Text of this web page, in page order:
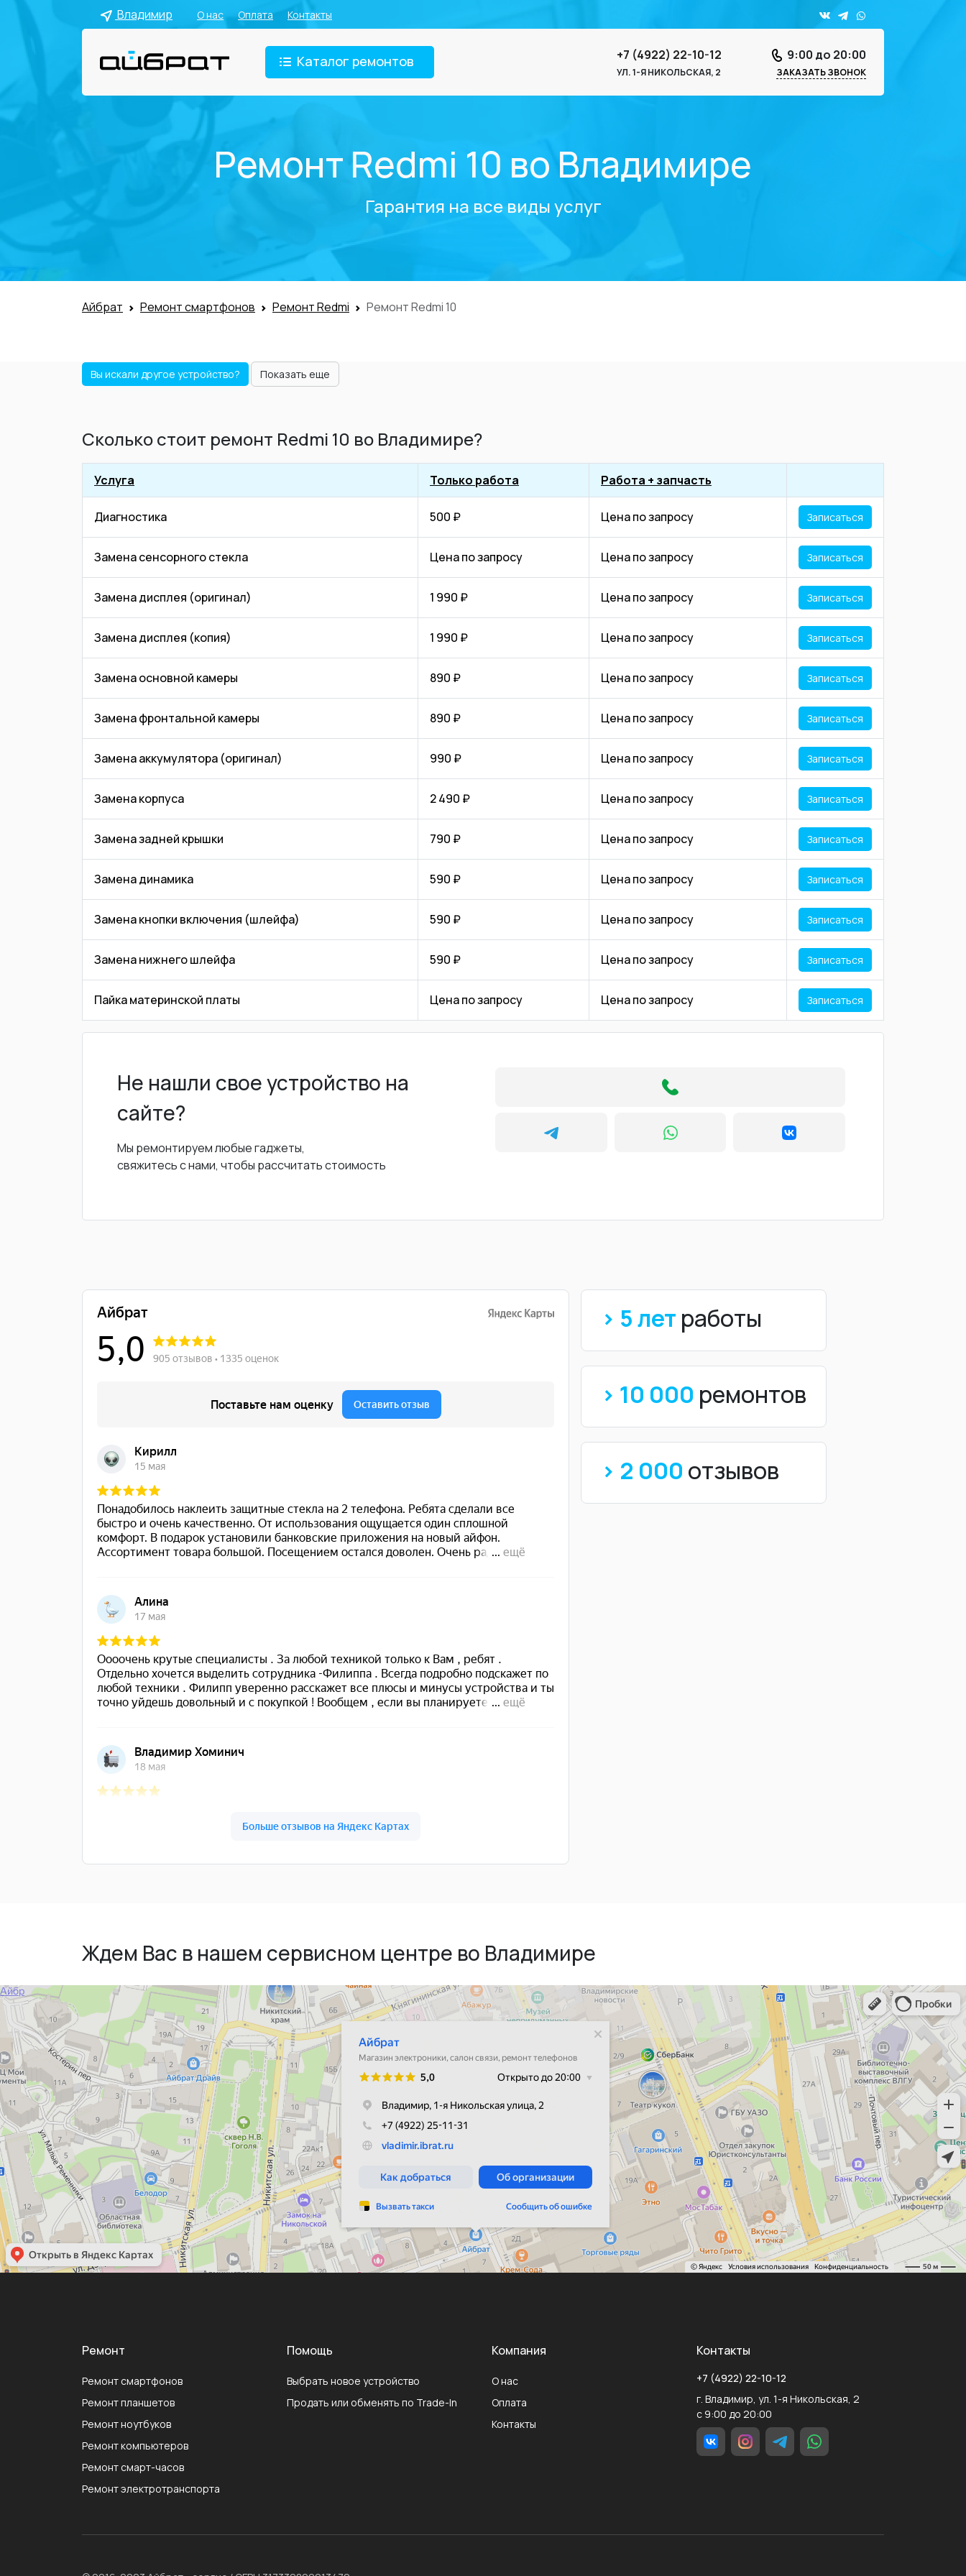
Владимир О нас Оплата Контакты
Каталог ремонтов +7 (4922) 22-10-12
УЛ. 1-Я НИКОЛЬСКАЯ, 2
9:00 до 20:00
ЗАКАЗАТЬ ЗВОНОК
Ремонт Redmi 10 во Владимире
Гарантия на все виды услуг
Айбрат Ремонт смартфонов Ремонт Redmi Ремонт Redmi 10
Вы искали другое устройство? Показать еще
Сколько стоит ремонт Redmi 10 во Владимире?
Услуга Только работа Работа + запчасть
Диагностика 500 ₽ Цена по запросу Записаться
Замена сенсорного стекла Цена по запросу Цена по запросу Записаться
Замена дисплея (оригинал) 1 990 ₽ Цена по запросу Записаться
Замена дисплея (копия) 1 990 ₽ Цена по запросу Записаться
Замена основной камеры 890 ₽ Цена по запросу Записаться
Замена фронтальной камеры 890 ₽ Цена по запросу Записаться
Замена аккумулятора (оригинал) 990 ₽ Цена по запросу Записаться
Замена корпуса 2 490 ₽ Цена по запросу Записаться
Замена задней крышки 790 ₽ Цена по запросу Записаться
Замена динамика 590 ₽ Цена по запросу Записаться
Замена кнопки включения (шлейфа) 590 ₽ Цена по запросу Записаться
Замена нижнего шлейфа 590 ₽ Цена по запросу Записаться
Пайка материнской платы Цена по запросу Цена по запросу Записаться
Не нашли свое устройство на
сайте?
Мы ремонтируем любые гаджеты,
свяжитесь с нами, чтобы рассчитать стоимость
> 5 лет работы
> 10 000 ремонтов
> 2 000 отзывов
Ждем Вас в нашем сервисном центре во Владимире
Ремонт
Ремонт смартфонов
Ремонт планшетов
Ремонт ноутбуков
Ремонт компьютеров
Ремонт смарт-часов
Ремонт электротранспорта
Помощь
Выбрать новое устройство
Продать или обменять по Trade-In
Компания
О нас
Оплата
Контакты
Контакты
+7 (4922) 22-10-12
г. Владимир, ул. 1-я Никольская, 2
с 9:00 до 20:00